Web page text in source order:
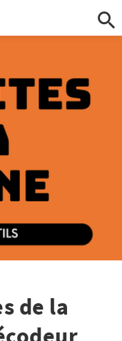
de la